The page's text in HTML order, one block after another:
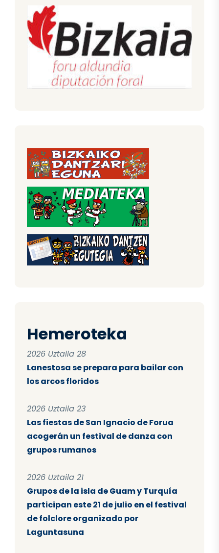
Hemeroteka
2026 Uztaila 28
Lanestosa se prepara para bailar con
los arcos floridos
2026 Uztaila 23
Las fiestas de San Ignacio de Forua
acogerán un festival de danza con
grupos rumanos
2026 Uztaila 21
Grupos de la isla de Guam y Turquía
participan este 21 de julio en el festival
de folclore organizado por
Laguntasuna